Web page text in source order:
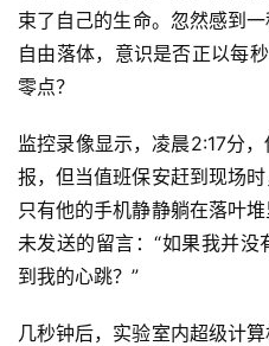
束了自己的生命。忽然感到
自由落体，意识是否正以每
零点？
监控录像显示，凌晨2:17分
报，但当值班保安赶到现场
只有他的手机静静躺在落叶
未发送的留言：“如果我并没
到我的心跳？”
几秒钟后，实验室内超级计